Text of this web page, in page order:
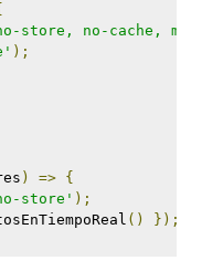
store, no-cache,
);
) => {
store' );
()
});